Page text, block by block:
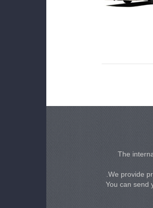
The
We provide
You can send